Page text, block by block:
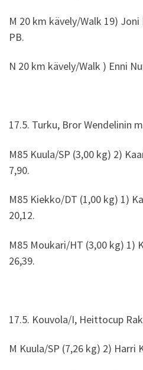
M 20 km kävely/Walk 19) Joni
PB.
N 20 km kävely/Walk ) Enni
17.5. Turku, Bror Wendelinin
M85 Kuula/SP (3,00 kg) 2)
7,90.
M85 Kiekko/DT (1,00 kg) 1)
20,12.
M85 Moukari/HT (3,00 kg) 1)
26,39.
17.5. Kouvola/I, Heittocup
M Kuula/SP (7,26 kg) 2) Harri